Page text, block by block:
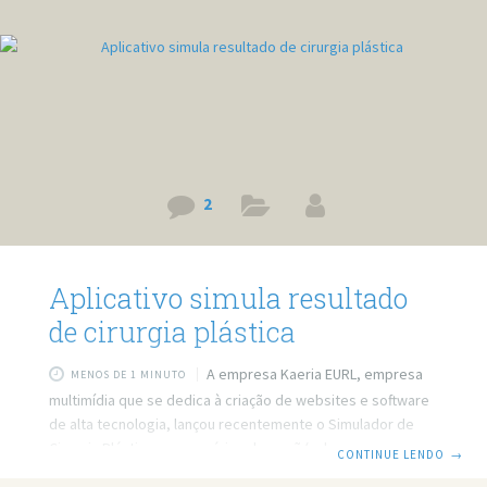
2
Aplicativo simula resultado
de cirurgia plástica
MENOS DE 1 MINUTO
A empresa Kaeria EURL, empresa
multimídia que se dedica à criação de websites e software
de alta tecnologia, lançou recentemente o Simulador de
Cirurgia Plástica para usuários da maçã (vulgo Apple). O
CONTINUE LENDO →